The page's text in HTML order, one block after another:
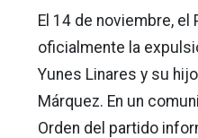
El 14 de noviembre, el
oficialmente la
Yunes Linares y su
Márquez. En un
Orden del partido